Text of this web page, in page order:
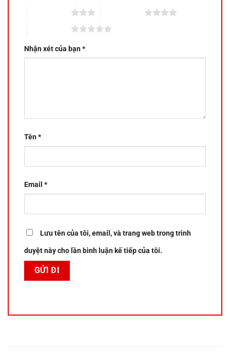
Nhận xét của bạn*
Tên*
Email *
Lưu tên của tôi, email, và trang web trong trình
duyệt này cho lần bình luận kế tiếp của tôi.